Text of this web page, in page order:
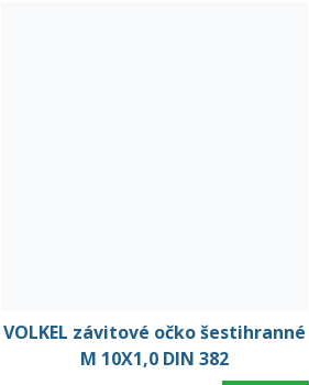
VOLKEL závitové očko šestihranné
M 10X1,0 DIN 382